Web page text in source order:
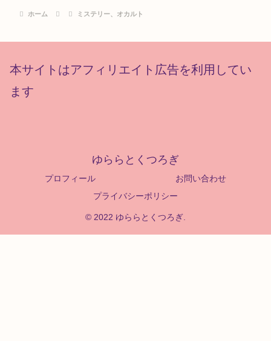
ホーム ミステリー、オカルト
本サイトはアフィリエイト広告を利用してい
ます
ゆららとくつろぎ
プロフィール
お問い合わせ
プライバシーポリシー
© 2022 ゆららとくつろぎ.